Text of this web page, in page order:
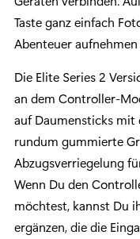
Taste ganz einfach
Abenteuer
Die Elite Series 2
an dem Controller-
auf Daumensticks mit
rundum gummierte
Abzugsverriegelung
Wenn Du den
möchtest, kannst Du
ergänzen, die die